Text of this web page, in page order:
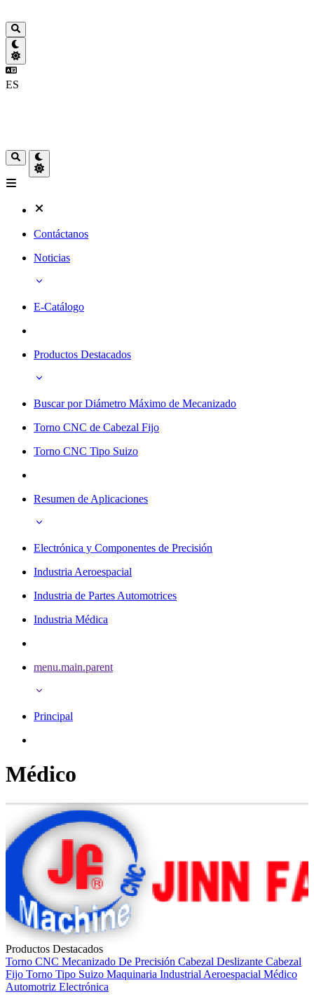
ES
Contáctanos
Noticias
E-Catálogo
Productos Destacados
Buscar por Diámetro Máximo de Mecanizado
Torno CNC de Cabezal Fijo
Torno CNC Tipo Suizo
Resumen de Aplicaciones
Electrónica y Componentes de Precisión
Industria Aeroespacial
Industria de Partes Automotrices
Industria Médica
menu.main.parent
Principal
Médico
Productos Destacados
Torno CNC Mecanizado De Precisión Cabezal Deslizante Cabezal
Fijo Torno Tipo Suizo Maquinaria Industrial Aeroespacial Médico
Automotriz Electrónica